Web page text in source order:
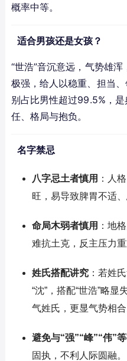
概率中等。
适合男孩还是女孩？
“世浩”音沉意远，气势雄
极强，给人以稳重、担当
别占比男性超过99.5%，
任、格局与抱负。
名字禁忌
八字忌土者慎用 ：人
旺，易导致脾胃不适
命局木弱者慎用 ：地
难抗土克，反主压力重
姓氏搭配讲究：若姓氏
“沈”，搭配“世浩”略显
气姓氏，更显气势相合
避免与“强”“峰”“伟”
固执，不利人际圆融。